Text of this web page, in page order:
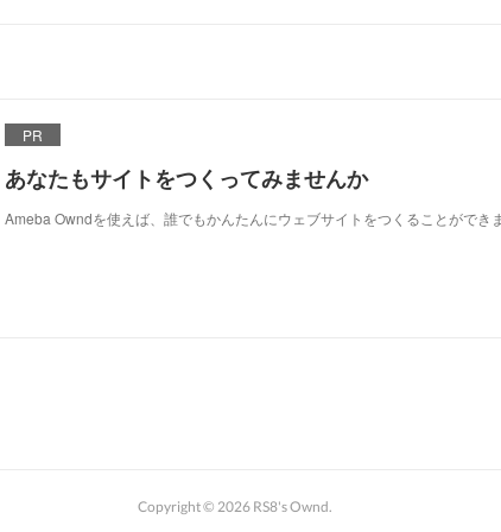
PR
あなたもサイトをつくってみませんか
Ameba Owndを使えば、誰でもかんたんにウェブサイトをつくることができ
Copyright © 2026 RS8's Ownd.